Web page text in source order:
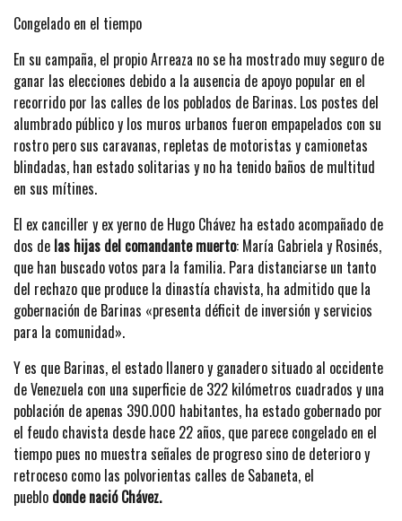
Congelado en el tiempo
En su campaña, el propio Arreaza no se ha mostrado muy seguro de
ganar las elecciones debido a la ausencia de apoyo popular en el
recorrido por las calles de los poblados de Barinas. Los postes del
alumbrado público y los muros urbanos fueron empapelados con su
rostro pero sus caravanas, repletas de motoristas y camionetas
blindadas, han estado solitarias y no ha tenido baños de multitud
en sus mítines.
El ex canciller y ex yerno de Hugo Chávez ha estado acompañado de
dos de las hijas del comandante muerto: María Gabriela y Rosinés,
que han buscado votos para la familia. Para distanciarse un tanto
del rechazo que produce la dinastía chavista, ha admitido que la
gobernación de Barinas «presenta déficit de inversión y servicios
para la comunidad».
Y es que Barinas, el estado llanero y ganadero situado al occidente
de Venezuela con una superficie de 322 kilómetros cuadrados y una
población de apenas 390.000 habitantes, ha estado gobernado por
el feudo chavista desde hace 22 años, que parece congelado en el
tiempo pues no muestra señales de progreso sino de deterioro y
retroceso como las polvorientas calles de Sabaneta, el
pueblo donde nació Chávez.